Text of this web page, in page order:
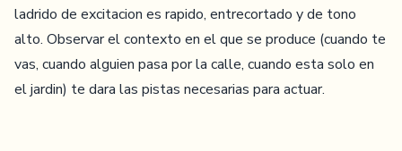
ladrido de excitacion es rapido, entrecortado y de tono
alto. Observar el contexto en el que se produce (cuando te
vas, cuando alguien pasa por la calle, cuando esta solo en
el jardin) te dara las pistas necesarias para actuar.